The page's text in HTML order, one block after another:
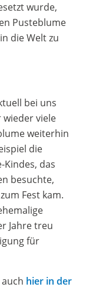
wurde,
Pusteblume
die Welt zu
bei uns
wieder viele
weiterhin
die
das
besuchte,
Fest kam.
Jahre treu
für
hier in der